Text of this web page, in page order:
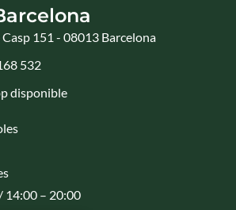
151 - 08013 Barcelona
532
disponible
14:00 – 20:00